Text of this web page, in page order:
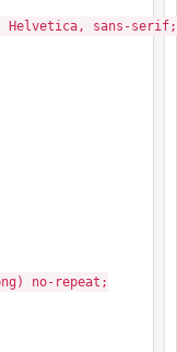
Helvetica, sans-serif;
no-repeat;